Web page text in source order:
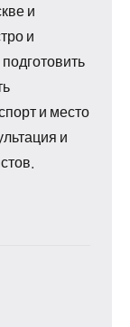
и
и
и место
и